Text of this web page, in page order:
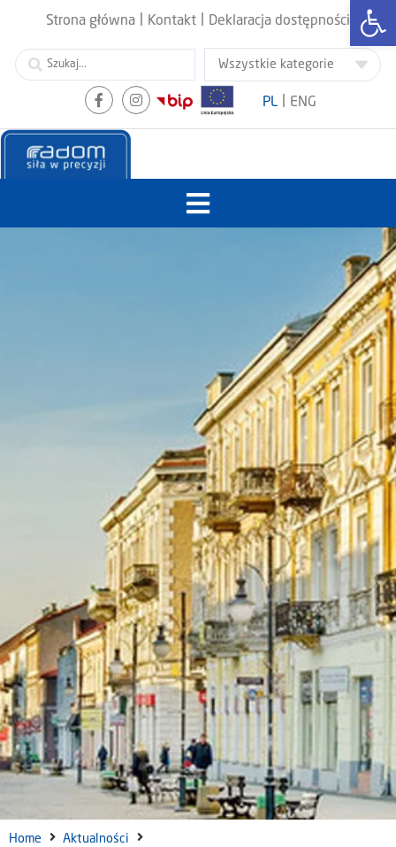
Strona główna Kontakt Deklaracja dostępności
PL ENG
Home
Aktualności